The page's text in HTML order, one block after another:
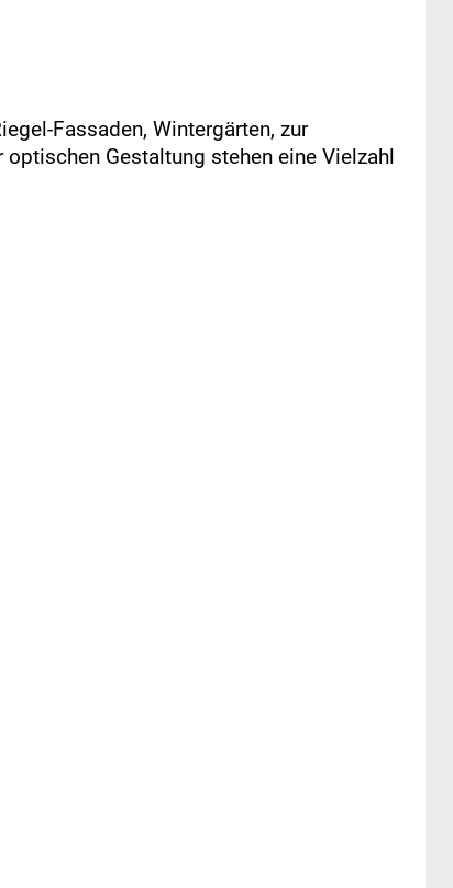
Fassaden, Wintergärten, zur
Gestaltung stehen eine Vielzahl